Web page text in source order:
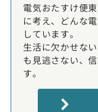
電気おたすけ便
に考え、どんな
しています。
生活に欠かせな
も見逃さない、
す。